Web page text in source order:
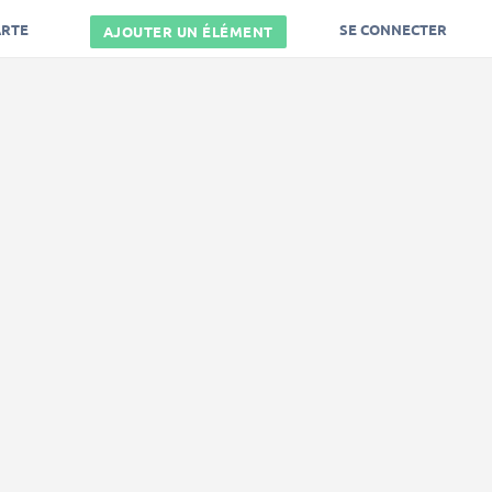
AJOUTER UN ÉLÉMENT SE CONNECTER